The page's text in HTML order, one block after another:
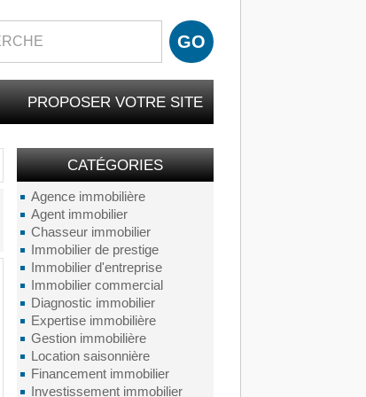
PROPOSER VOTRE SITE
CATÉGORIES
Agence immobilière
Agent immobilier
Chasseur immobilier
Immobilier de prestige
Immobilier d'entreprise
Immobilier commercial
Diagnostic immobilier
Expertise immobilière
Gestion immobilière
Location saisonnière
Financement immobilier
Investissement immobilier